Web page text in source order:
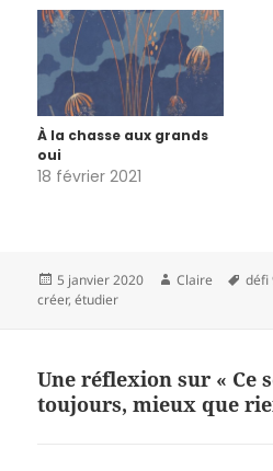
me souviens qu'on peut
plonger sans savoir nager,
ça marche pas. Je me
sens saturée…
À la chasse aux grands
oui
18 février 2021
Publié
le
5 janvier 2020 Auteur
Claire défi
créer,étudier
Une réflexion sur « Ce
toujours, mieux que